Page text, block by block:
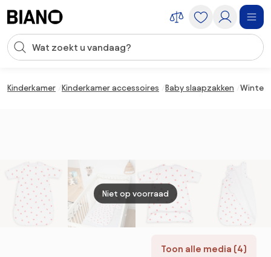
Zoekopdracht invoeren
Kinderkamer Kinderkamer accessoires Baby slaapzakken
Toon alle media (4)
Niet op voorraad